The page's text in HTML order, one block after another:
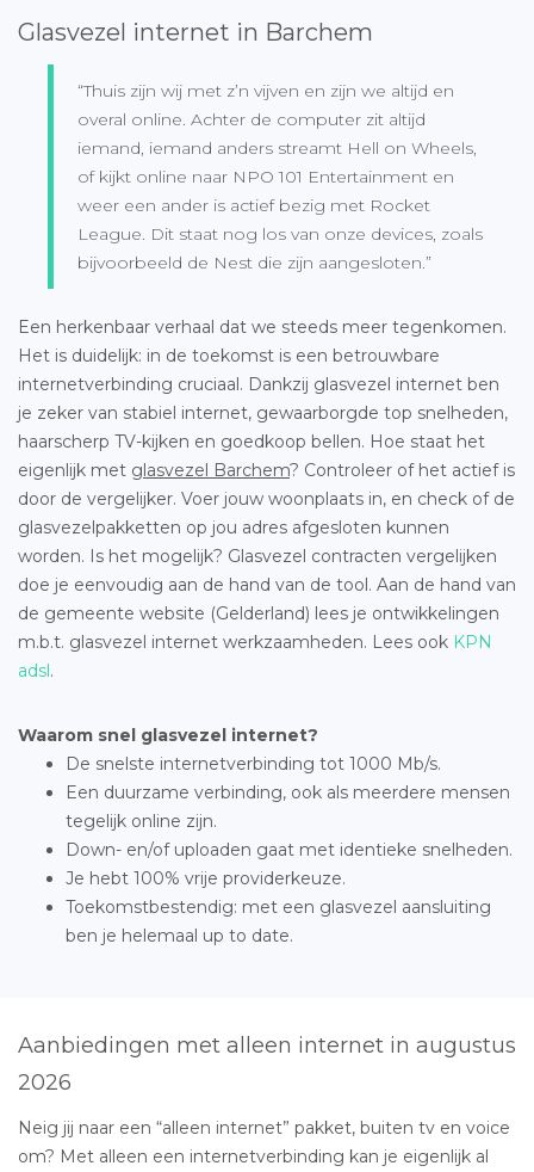
Glasvezel internet in Barchem
“Thuis zijn wij met z’n vijven en zijn we altijd en
overal online. Achter de computer zit altijd
iemand, iemand anders streamt Hell on Wheels,
of kijkt online naar NPO 101 Entertainment en
weer een ander is actief bezig met Rocket
League. Dit staat nog los van onze devices, zoals
bijvoorbeeld de Nest die zijn aangesloten.”
Een herkenbaar verhaal dat we steeds meer tegenkomen.
Het is duidelijk: in de toekomst is een betrouwbare
internetverbinding cruciaal. Dankzij glasvezel internet ben
je zeker van stabiel internet, gewaarborgde top snelheden,
haarscherp TV-kijken en goedkoop bellen. Hoe staat het
eigenlijk met glasvezel Barchem? Controleer of het actief is
door de vergelijker. Voer jouw woonplaats in, en check of de
glasvezelpakketten op jou adres afgesloten kunnen
worden. Is het mogelijk? Glasvezel contracten vergelijken
doe je eenvoudig aan de hand van de tool. Aan de hand van
de gemeente website (Gelderland) lees je ontwikkelingen
m.b.t. glasvezel internet werkzaamheden. Lees ook KPN
adsl.
Waarom snel glasvezel internet?
De snelste internetverbinding tot 1000 Mb/s.
Een duurzame verbinding, ook als meerdere mensen
tegelijk online zijn.
Down- en/of uploaden gaat met identieke snelheden.
Je hebt 100% vrije providerkeuze.
Toekomstbestendig: met een glasvezel aansluiting
ben je helemaal up to date.
Aanbiedingen met alleen internet in augustus
2026
Neig jij naar een “alleen internet” pakket, buiten tv en voice
om? Met alleen een internetverbinding kan je eigenlijk al